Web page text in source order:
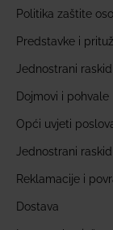
Politika zaštite
Predstavke i
Jednostrani
Dojmovi i pohvale
Opći uvjeti
Jednostrani
Reklamacije i
Dostava